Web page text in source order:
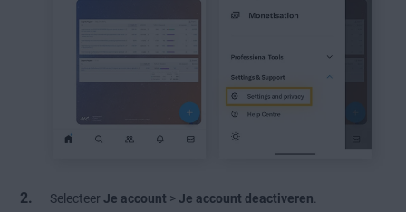
Selecteer Je account > Je account deactiveren